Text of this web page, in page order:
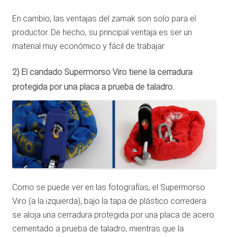
En cambio, las ventajas del zamak son solo para el
productor. De hecho, su principal ventaja es ser un
material muy económico y fácil de trabajar.
2) El candado Supermorso Viro tiene la cerradura
protegida por una placa a prueba de taladro.
Como se puede ver en las fotografías, el Supermorso
Viro (a la izquierda), bajo la tapa de plástico corredera
se aloja una cerradura protegida por una placa de acero
cementado a prueba de taladro, mientras que la